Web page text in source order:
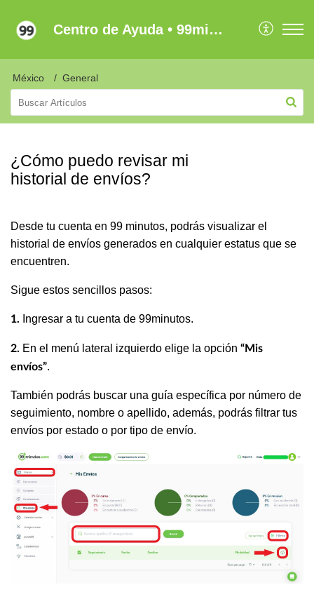
Centro de Ayuda • 99minutos Latam
México General
¿Cómo puedo revisar mi
historial de envíos?
Desde tu cuenta en 99 minutos, podrás visualizar el
historial de envíos generados en cualquier estatus que se
encuentren.
Sigue estos sencillos pasos:
1. Ingresar a tu cuenta de 99minutos.
2. En el menú lateral izquierdo elige la opción “Mis
envíos”.
También podrás buscar una guía específica por número de
seguimiento, nombre o apellido, además, podrás filtrar tus
envíos por estado o por tipo de envío.